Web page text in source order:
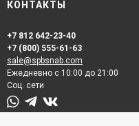
КОНТАКТЫ
+7 812 642-23-40
+7 (800) 555-61-63
sale@spbsnab.com
Ежедневно с 10:00 до 21:00
Соц. сети